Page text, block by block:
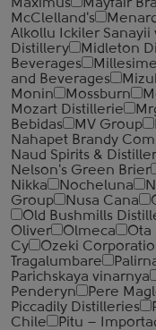
Maximus
Mayfair
McClelland's
Alkollu Ickiler Sanayii
Distillery
Midleton
Beverages
and Beverages
Monin
Mossburn
Mozart Distillerie
Bebidas
MV Group
Nahapet Brandy
Naud Spirits &
Nelson's Green Brier
Nikka
Nocheluna
Group
Nusa Cana
Old Bushmills
Oliver
Olmeca Ota
Cy
Ozeki
Tragalumbare
Parichskaya vinarnya
Penderyn
Pere
Piccadily Distilleries
Chile
Pitu –